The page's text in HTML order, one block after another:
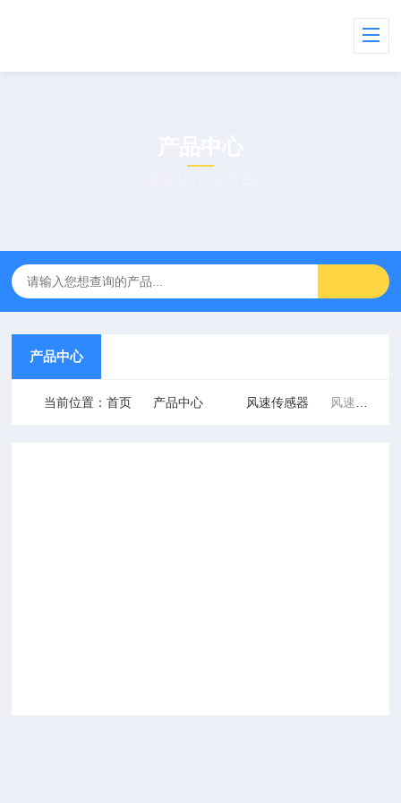
产品中心
当前位置：首页 产品中心 风速传感器 风速传感器